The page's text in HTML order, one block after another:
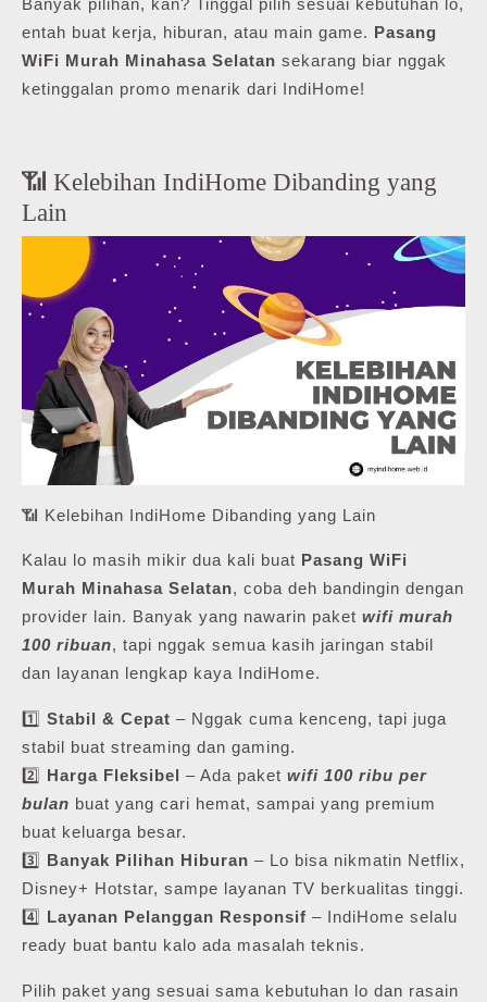
entah buat kerja, hiburan, atau main game. Pasang
WiFi Murah Minahasa Selatan sekarang biar nggak
ketinggalan promo menarik dari IndiHome!
📶 Kelebihan IndiHome Dibanding yang
Lain
📶 Kelebihan IndiHome Dibanding yang Lain
Kalau lo masih mikir dua kali buat Pasang WiFi
Murah Minahasa Selatan, coba deh bandingin dengan
provider lain. Banyak yang nawarin paket wifi murah
100 ribuan, tapi nggak semua kasih jaringan stabil
dan layanan lengkap kaya IndiHome.
1️⃣ Stabil & Cepat – Nggak cuma kenceng, tapi juga
stabil buat streaming dan gaming.
2️⃣ Harga Fleksibel – Ada paket wifi 100 ribu per
bulan buat yang cari hemat, sampai yang premium
buat keluarga besar.
3️⃣ Banyak Pilihan Hiburan – Lo bisa nikmatin Netflix,
Disney+ Hotstar, sampe layanan TV berkualitas tinggi.
4️⃣ Layanan Pelanggan Responsif – IndiHome selalu
ready buat bantu kalo ada masalah teknis.
Pilih paket yang sesuai sama kebutuhan lo dan rasain